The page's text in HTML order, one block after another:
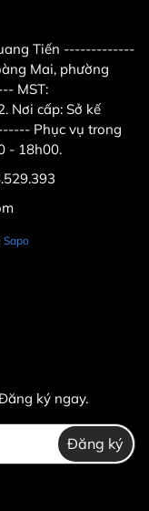
FAIRTEX
Tiến -------------
Mai, phường
MST:
Nơi cấp: Sở kế
Phục vụ trong
- 18h00.
Sapo
ký ngay.
Đăng ký